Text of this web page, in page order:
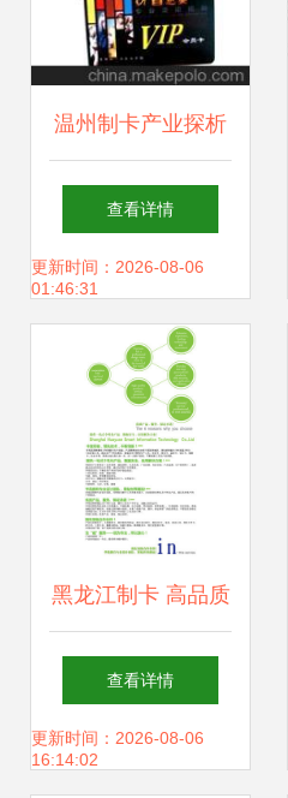
温州制卡产业探析
苍南、龙港为企业
加工铺就智能卡发
展之路
查看详情
更新时间：2026-08-06
01:46:31
黑龙江制卡 高品质
会员卡与智能卡解
决方案，上海华苑
查看详情
更新时间：2026-08-06
16:14:02